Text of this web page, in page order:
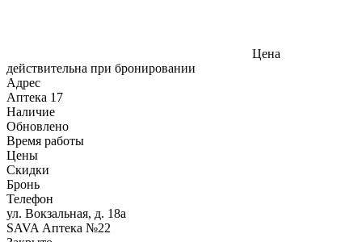
Цена
действительна при бронировании
Адрес
Аптека 17
Наличие
Обновлено
Время работы
Цены
Скидки
Бронь
Телефон
ул. Вокзальная, д. 18а
SAVA Аптека №22